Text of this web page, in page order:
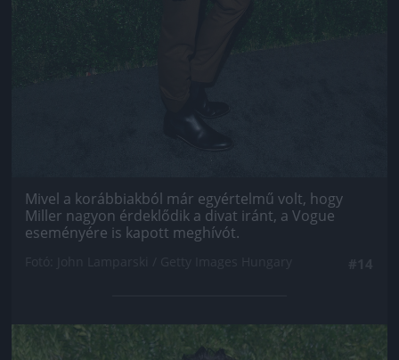
Mivel a korábbiakból már egyértelmű volt, hogy
Miller nagyon érdeklődik a divat iránt, a Vogue
eseményére is kapott meghívót.
Jön még kép!